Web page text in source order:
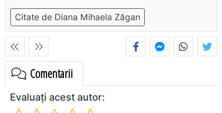
Citate de Diana Mihaela Zăgan
Comentarii
Evaluați acest autor: